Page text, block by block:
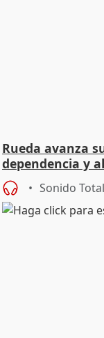
Rueda avanza
dependencia y
vivienda
Sonido